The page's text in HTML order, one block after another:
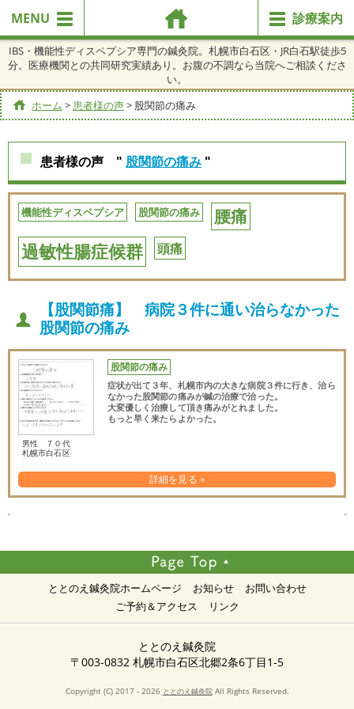
MENU 診療案内
IBS・機能性ディスペプシア専門の鍼灸院。札幌市白石区・JR白石駅徒歩5
分。医療機関との共同研究実績あり。お腹の不調なら当院へご相談くださ
い。
ホーム >患者様の声> 股関節の痛み
患者様の声 " 股関節の痛み "
機能性ディスペプシア 股関節の痛み 腰痛
過敏性腸症候群 頭痛
【股関節痛】 病院３件に通い治らなかった
股関節の痛み
男性 ７０代
札幌市白石区
股関節の痛み
症状が出て３年、札幌市内の大きな病院３件に行き、治ら
なかった股関節の痛みが鍼の治療で治った。
大変優しく治療して頂き痛みがとれました。
もっと早く来たらよかった。
詳細を見る »
ととのえ鍼灸院ホームページ お知らせ
お問い合わせ
ご予約＆アクセス
リンク
ととのえ鍼灸院
〒003-0832 札幌市白石区北郷2条6丁目1-5
Copyright (C) 2017 - 2026 ととのえ鍼灸院All Rights Reserved.